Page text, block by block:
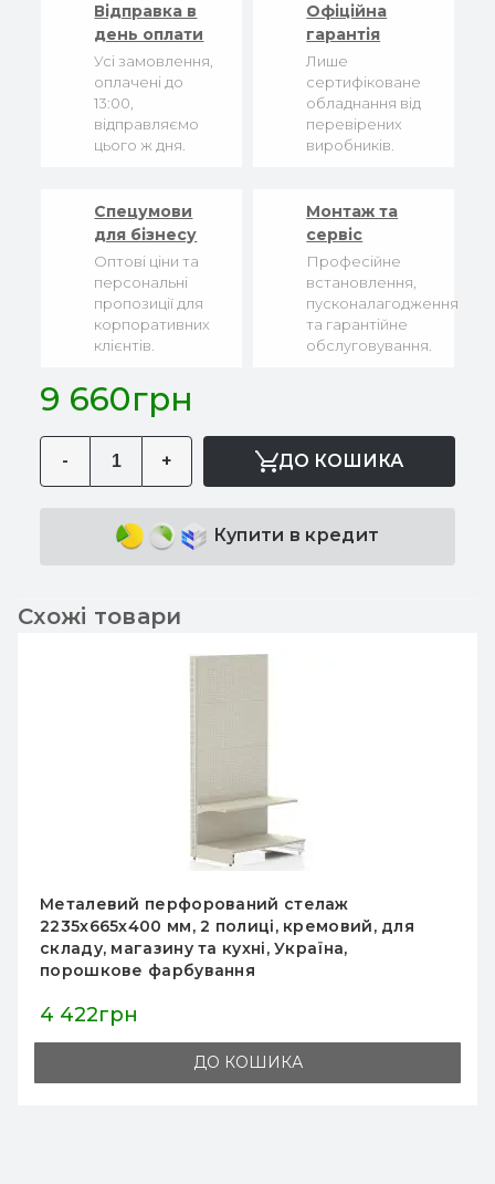
Відправка в
день оплати
Усі замовлення,
оплачені до
13:00,
відправляємо
цього ж дня.
Офіційна
гарантія
Лише
сертифіковане
обладнання від
перевірених
виробників.
Спецумови
для бізнесу
Оптові ціни та
персональні
пропозиції для
корпоративних
клієнтів.
Монтаж та
сервіс
Професійне
встановлення,
пусконалагодження
та гарантійне
обслуговування.
9 660грн
- + ДО КОШИКА
Купити в кредит
Схожі товари
стелаж
кремовий, для
Україна,
Металевий стелаж
2235х1000х500 мм,
порошкове